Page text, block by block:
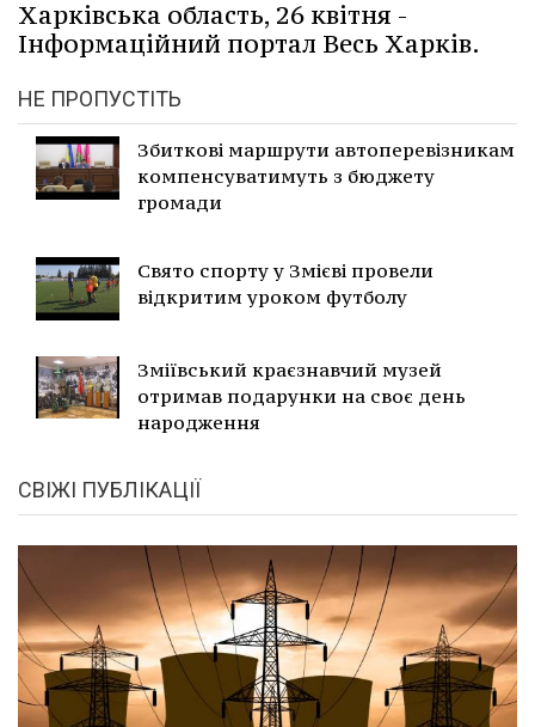
Харківська область, 26 квітня -
Інформаційний портал Весь Харків.
НЕ ПРОПУСТІТЬ
Збиткові маршрути автоперевізникам
компенсуватимуть з бюджету
громади
Свято спорту у Змієві провели
відкритим уроком футболу
Зміївський краєзнавчий музей
отримав подарунки на своє день
народження
СВІЖІ ПУБЛІКАЦІЇ